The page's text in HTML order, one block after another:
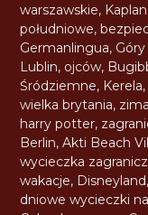
warszawskie, Kaplan
południowe,
Germanlingua,
Lublin, ojców,
Śródziemne, Kerela
wielka brytania, zima
harry potter,
Berlin,Akti Beach
wycieczka
wakacje, Disneyland
dniowe wycieczki